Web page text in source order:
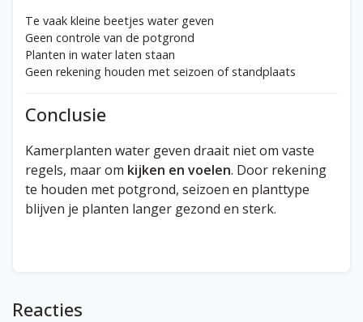
Te vaak kleine beetjes water geven
Geen controle van de potgrond
Planten in water laten staan
Geen rekening houden met seizoen of standplaats
Conclusie
Kamerplanten water geven draait niet om vaste
regels, maar om kijken en voelen. Door rekening
te houden met potgrond, seizoen en planttype
blijven je planten langer gezond en sterk.
Reacties